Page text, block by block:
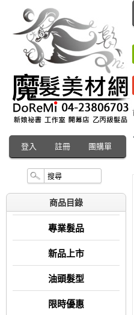
登入 註冊 團購單
商品目錄
專業髮品
新品上市
油頭髮型
限時優惠